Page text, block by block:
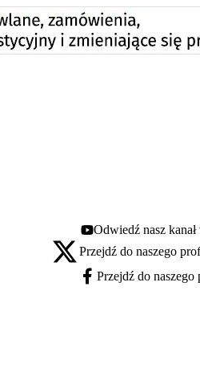
Youtube - otwiera się w nowej
Odwiedź nasz
X - otwiera się w nowej karcie
Przejdź do naszego
Facebook - otwiera się w nowej
Przejdź do